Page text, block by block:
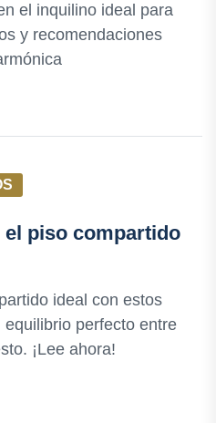
el inquilino ideal para
y recomendaciones
piso compartido
ideal con estos
perfecto entre
¡Lee ahora!